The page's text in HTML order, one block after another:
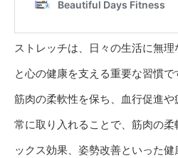
ストレッチは、日々の生活に無
と心の健康を支える重要な習慣で
筋肉の柔軟性を保ち、血行促進
常に取り入れることで、筋肉の
ックス効果、姿勢改善といった